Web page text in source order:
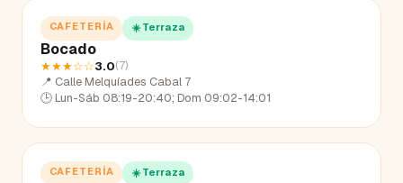
CAFETERÍA ☀️ Terraza
Bocado
★★★☆☆3.0(7)
📍 Calle Melquíades Cabal 7
🕒 Lun-Sáb 08:19-20:40; Dom 09:02-14:01
CAFETERÍA ☀️ Terraza